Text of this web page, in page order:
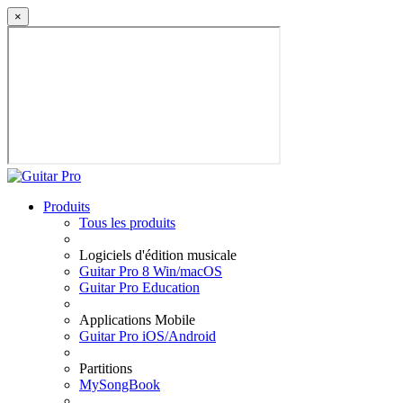
×
Produits
Tous les produits
Logiciels d'édition musicale
Guitar Pro 8 Win/macOS
Guitar Pro Education
Applications Mobile
Guitar Pro iOS/Android
Partitions
MySongBook